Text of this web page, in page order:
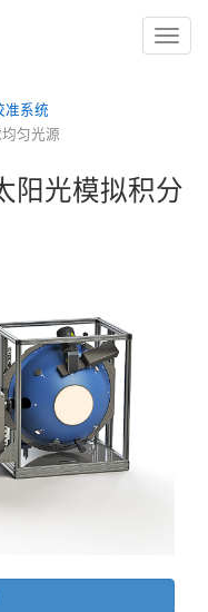
切
准系统
匀光源
阳光模拟积分